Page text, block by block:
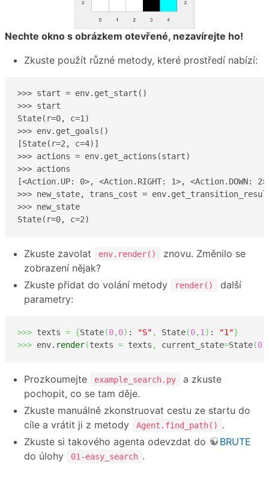
Nechte okno s obrázkem otevřené, nezavírejte ho!
Zkuste použít různé metody, které prostředí nabízí:
>>> start = env.get_start()
>>> start
State(r=0, c=1)
>>> env.get_goals()
[State(r=2, c=4)]
>>> actions = env.get_actions(start)
>>> actions
[<Action.UP: 0>, <Action.RIGHT: 1>, <Action.DOWN:
>>> new_state, trans_cost =
>>> new_state
State(r=0, c=2)
Zkuste zavolat env.render()
znovu. Změnilo se
zobrazení nějak?
Zkuste přidat do volání metody
render()
další
parametry:
>>> texts = {State(0, 0) : "S" , State(0, 1 ) : "1"}
>>> env. render(texts = texts , current_state=State(0
Prozkoumejte example_search.py
a zkuste
pochopit, co se tam děje.
Zkuste manuálně zkonstruovat cestu ze startu do
cíle a vrátit ji z metody
Agent.find_path()
.
Zkuste si takového agenta odevzdat do
BRUTE
do úlohy
01-easy_search .